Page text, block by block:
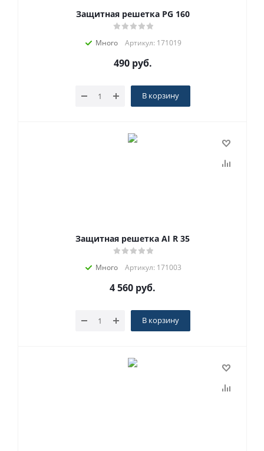
Защитная решетка PG 160
Много Артикул: 171019
490руб.
В корзину
Защитная решетка AI R 35
Много Артикул: 171003
4 560 руб.
В корзину